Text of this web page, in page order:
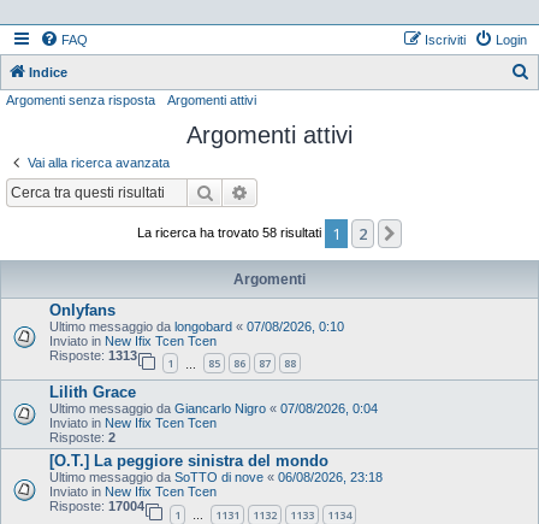
FAQ Login
Iscriviti
Indice
Argomenti senza risposta Argomenti attivi
Argomenti attivi
Vai alla ricerca avanzata
Cerca
La ricerca ha trovato 58 risultati 1 2
Argomenti
Onlyfans
Ultimo messaggio da longobard « 07/08/2026, 0:10
Inviato in New Ifix Tcen Tcen
Risposte: 1313
1 85 86 87 88
Lilith Grace
Ultimo messaggio da Giancarlo Nigro « 07/08/2026, 0:04
Inviato in New Ifix Tcen Tcen
Risposte: 2
[O.T.] La peggiore sinistra del mondo
Ultimo messaggio da SoTTO di nove « 06/08/2026, 23:18
Inviato in New Ifix Tcen Tcen
Risposte: 17004
1 … 1131 1132 1133 1134